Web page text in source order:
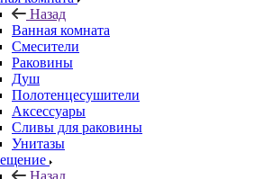
Назад
Ванная комната
Смесители
Раковины
Душ
Полотенцесушители
Аксессуары
Сливы для раковины
Унитазы
Назад